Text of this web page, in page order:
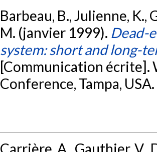
Barbeau, B., Julienne, K.,
M. (janvier 1999). Dead-
system: short and long-
[Communication écrite].
Conference, Tampa, USA.